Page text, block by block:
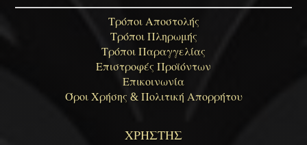
Τρόποι Αποστολής
Τρόποι Πληρωμής
Τρόποι Παραγγελίας
Επιστροφές Προϊόντων
Επικοινωνία
Όροι Χρήσης & Πολιτική Απορρήτου
ΧΡΗΣΤΗΣ